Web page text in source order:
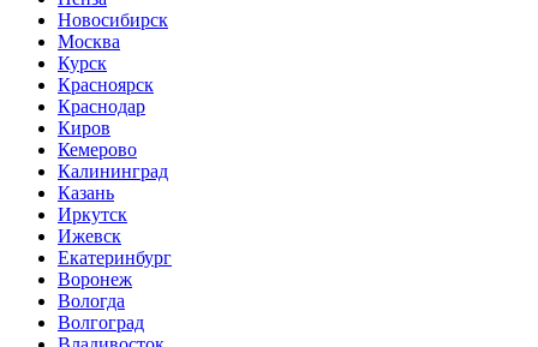
Новосибирск
Москва
Курск
Красноярск
Краснодар
Киров
Кемерово
Калининград
Казань
Иркутск
Ижевск
Екатеринбург
Воронеж
Вологда
Волгоград